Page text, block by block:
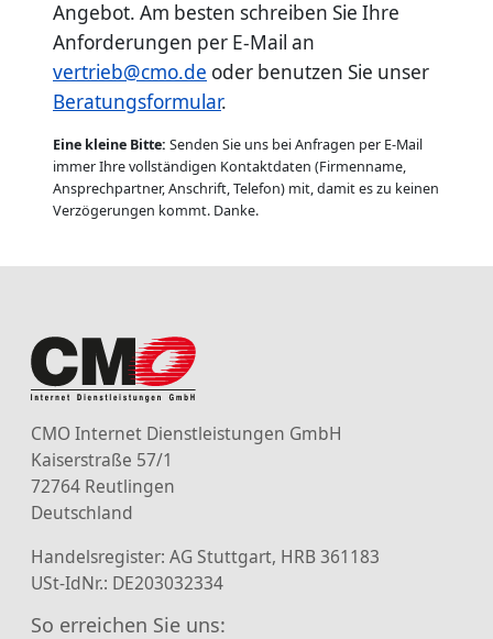
Angebot. Am besten schreiben Sie Ihre
Anforderungen per E-Mail an
vertrieb@cmo.de oder benutzen Sie unser
Beratungsformular.
Eine kleine Bitte: Senden Sie uns bei Anfragen per E-Mail
immer Ihre vollständigen Kontaktdaten (Firmenname,
Ansprechpartner, Anschrift, Telefon) mit, damit es zu keinen
Verzögerungen kommt. Danke.
CMO Internet Dienstleistungen GmbH
Kaiserstraße 57/1
72764 Reutlingen
Deutschland
Handelsregister: AG Stuttgart, HRB 361183
USt-IdNr.: DE203032334
So erreichen Sie uns: